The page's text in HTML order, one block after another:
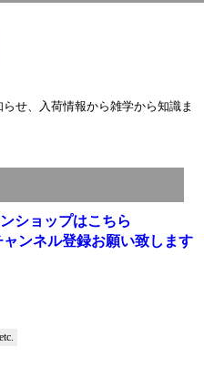
せ、入荷情報から雑学から知識ま
ショップはこちら
ンネル登録お願い致します